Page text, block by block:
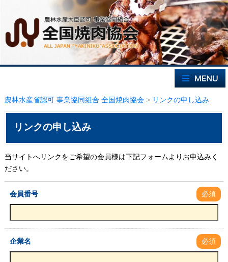
農林水産省認可 事業協同組合 全国焼肉協会 > リンクの申し込み
リンクの申し込み
当サイトへリンクをご希望の会員様は下記フォームよりお申込みく
ださい。
会員番号 必須
企業名 必須